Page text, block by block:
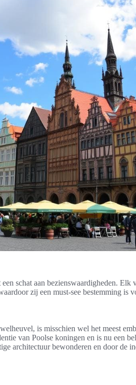
schat aan bezienswaardigheden. Elk
zij een must-see bestemming is
is misschien wel het meest
van Poolse koningen en is nu een
architectuur bewonderen en door de